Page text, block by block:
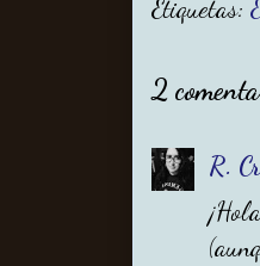
Etiquetas:
2
R.